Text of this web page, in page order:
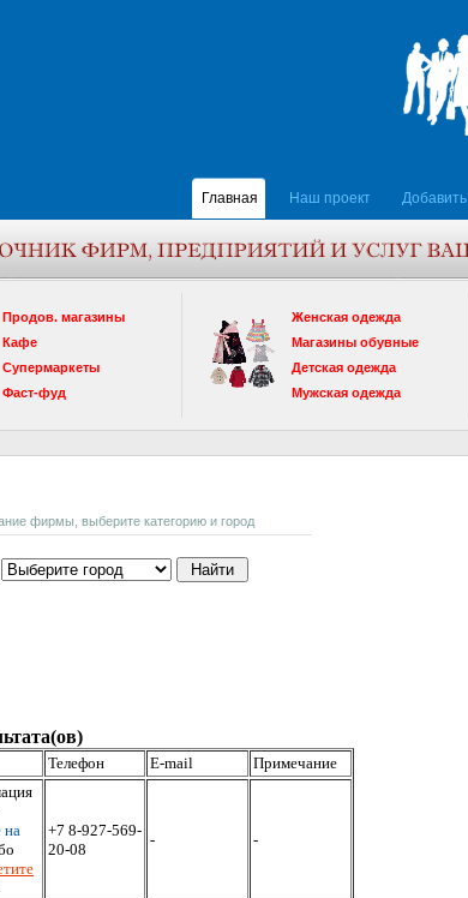
Главная Наш проект Добавить
Продов. магазины
Кафе
Супермаркеты
Фаст-фуд
Женская одежда
Магазины обувные
Детская одежда
Мужская одежда
фирмы, выберите категорию и город
Телефон E-mail Примечание
на
+7 8-927-569-
20-08
- -